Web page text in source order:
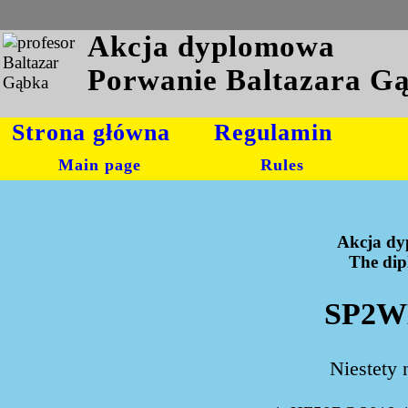
Akcja dyplomowa
Porwanie Baltazara
Strona główna
Main page
Regulamin
Rules
Akcja
The
Niestety